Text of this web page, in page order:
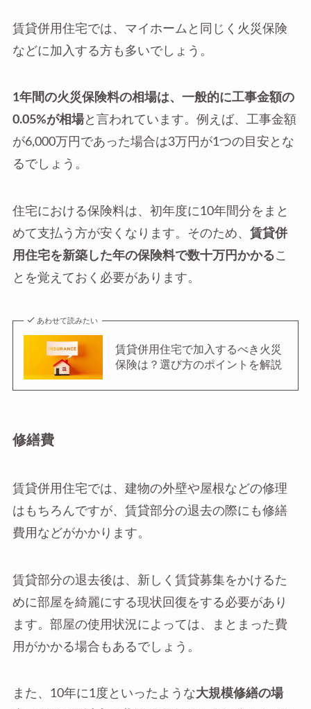
賃貸併用住宅では、マイホームと同じく火災保険
などに加入する方も多いでしょう。
1年間の火災保険料の相場は、一般的に工事金額の
0.05%が相場と言われています。例えば、工事金額
が6,000万円であった場合は3万円が1つの目安とな
るでしょう。
住宅における保険料は、初年度に10年間分をまと
めて支払う方が安くなります。そのため、 賃貸併
用住宅を新築した年の保険料で数十万円かかるこ
とを覚えておく必要があります。
あわせて読みたい
賃貸併用住宅で加入するべき火災
保険は？選び方のポイントを解説
修繕費
賃貸併用住宅では、建物の外壁や屋根などの修理
はもちろんですが、賃貸部分の退去の際にも修繕
費用などがかかります。
賃貸部分の退去後は、新しく賃貸募集をかけるた
めに部屋を綺麗にする現状回復をする必要があり
ます。部屋の使用状況によっては、まとまった費
用がかかる場合もあるでしょう。
また、10年に1度といったような大規模修繕の場